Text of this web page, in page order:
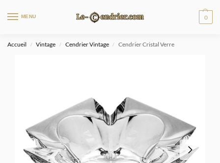
MENU 0
Accueil / Vintage / Cendrier Vintage / Cendrier Cristal Verre